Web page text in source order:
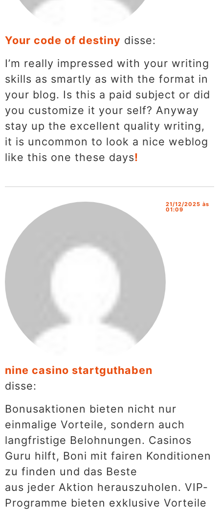
Your code of destiny disse:
I’m really impressed with your writing
skills as smartly as with the format in
your blog. Is this a paid subject or did
you customize it your self? Anyway
stay up the excellent quality writing,
it is uncommon to look a nice weblog
like this one these days!
nine casino startguthaben
disse:
21/12/2025 às
01:09
Bonusaktionen bieten nicht nur
einmalige Vorteile, sondern auch
langfristige Belohnungen. Casinos
Guru hilft, Boni mit fairen Konditionen
zu finden und das Beste
aus jeder Aktion herauszuholen. VIP-
Programme bieten exklusive Vorteile